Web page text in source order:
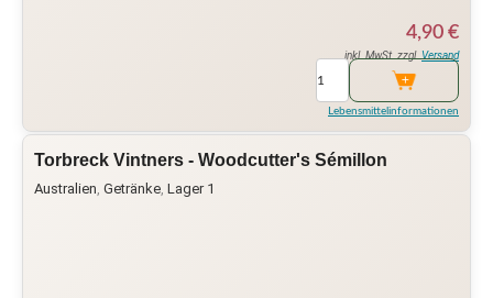
4,90 €
inkl. MwSt. zzgl. Versand
Lebensmittelinformationen
Torbreck Vintners - Woodcutter's Sémillon
Australien, Getränke, Lager 1